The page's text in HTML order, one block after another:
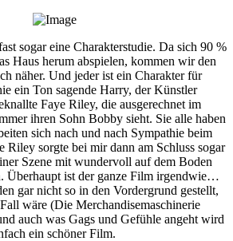
sogar eine Charakterstudie. Da sich 90 %
Haus herum abspielen, kommen wir den
näher. Und jeder ist ein Charakter für
ein Ton sagende Harry, der Künstler
Faye Riley, die ausgerechnet im
ihren Sohn Bobby sieht. Sie alle haben
sich nach und nach Sympathie beim
Riley sorgte bei mir dann am Schluss sogar
Szene mit wundervoll auf dem Boden
Überhaupt ist der ganze Film irgendwie…
gar nicht so in den Vordergrund gestellt,
wäre (Die Merchandisemaschinerie
auch was Gags und Gefühle angeht wird
ein schöner Film.